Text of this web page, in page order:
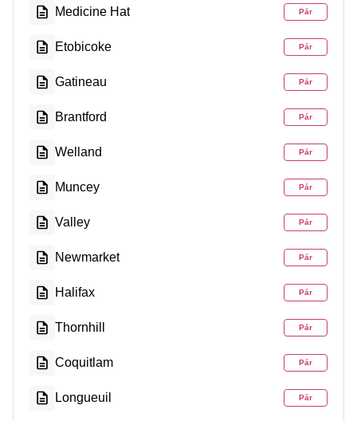
Medicine Hat Pár
Etobicoke Pár
Gatineau Pár
Brantford Pár
Welland Pár
Muncey Pár
Valley Pár
Newmarket Pár
Halifax Pár
Thornhill Pár
Coquitlam Pár
Longueuil Pár